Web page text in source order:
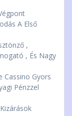
A Első
,
, És Nagy
Cassino Gyors
Pénzzel